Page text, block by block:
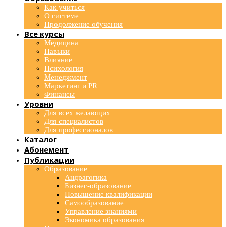
Как учиться
О системе
Продолжение обучения
Все курсы
Медицина
Навыки
Влияние
Психология
Менеджмент
Маркетинг и PR
Финансы
Уровни
Для всех желающих
Для специалистов
Для профессионалов
Каталог
Абонемент
Публикации
Образование
Андрагогика
Бизнес-образование
Повышение квалификации
Самообразование
Управление знаниями
Экономика образования